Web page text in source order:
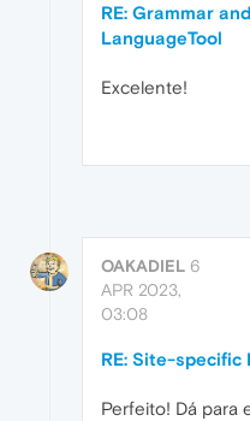
RE: Grammar
LanguageTool
Excelente!
OAKADIEL 6
APR 2023,
03:08
RE: Site-specific
Perfeito! Dá para